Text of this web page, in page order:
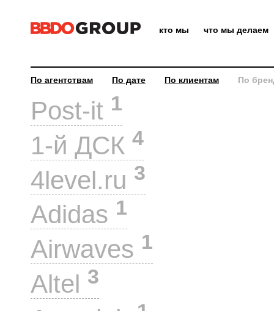
кто мы что мы делаем
По агентствам По дате По клиентам По
Post-it 1
1-й ДСК 4
4level.ru 3
Adidas 1
Airwaves 1
Altel 3